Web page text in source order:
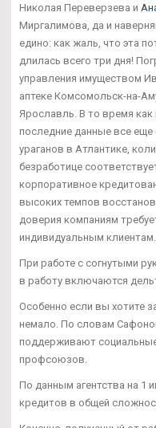
Николая Переверзева и
Миргалимова, да и
едино: как жаль, что эта
длилась всего три дня!
управления имуществом
аптеке Комсомольск-на-
Ярославль. В то время как
последние данные все
ураганов в Атлантике,
безработице
корпоративное
высоких темпов
доверия компаниям
индивидуальным клиентам.
При работе с согнутыми
в работу включаются
Особенно если вы хотите
немало. По словам
поддерживают
профсоюзов.
По данным агентства на 1
кредитов в общей